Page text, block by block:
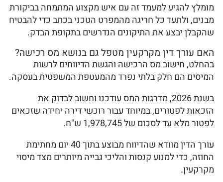
מומלץ להגיע למעמד זה עם איש מקצוע המתמחה בביקורת
מבנים, ולתעד כל חריגה מהמפרט הטכני בכתב כדי להבטיח
שהקבלן יבצע את התיקונים הנדרשים בתקופת הבדק.
האם עורך דין מקרקעין מטפל גם בנושא מס רכישה?
בהחלט, חישוב מס הרכישה והגשת הדיווחים לרשות
המיסים הם חלק בלתי נפרד מהמעטפת המשפטית בעסקה.
בשנת 2026, מדרגות המס עודכנו וחשוב לבדוק את
הזכאות לפטורים, במיוחד עבור רוכשי דירה יחידה שזכאים
לפטור מלא עד לסכום של 1,978,745 ש"ח.
עורך הדין מוודא שהדיווח מבוצע בתוך 40 יום מחתימת
החוזה, כדי למנוע קנסות והליכי גבייה מיותרים מצד מיסוי
מקרקעין.